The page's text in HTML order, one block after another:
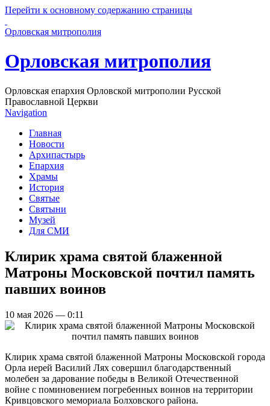
Перейти к основному содержанию страницы
Орловская митрополия
Орловская митрополия
Орловская епархия Орловской митрополии Русской
Православной Церкви
Navigation
Главная
Новости
Архипастырь
Епархия
Храмы
История
Святые
Святыни
Музей
Для СМИ
Клирик храма святой блаженной
Матроны Московской почтил память
павших воинов
10 мая 2026 — 0:11
Клирик храма святой блаженной Матроны Московской города
Орла иерей Василий Лях совершил благодарственный
молебен за дарование победы в Великой Отечественной
войне с поминовением погребенных воинов на территории
Кривцовского мемориала Болховского района.